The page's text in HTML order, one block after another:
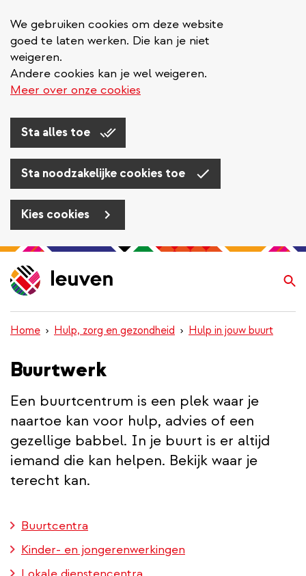
We gebruiken cookies om deze website
goed te laten werken. Die kan je niet
weigeren.
Andere cookies kan je wel weigeren.
Meer over onze cookies
Sta alles toe
Sta noodzakelijke cookies toe
Kies cookies
Overslaan
en
naar
inhoud
gaan
Home Hulp, zorg en gezondheid Hulp in jouw buurt
Buurtwerk
Een buurtcentrum is een plek waar je
naartoe kan voor hulp, advies of een
gezellige babbel. In je buurt is er altijd
iemand die kan helpen. Bekijk waar je
terecht kan.
Buurtcentra
Kinder- en jongerenwerkingen